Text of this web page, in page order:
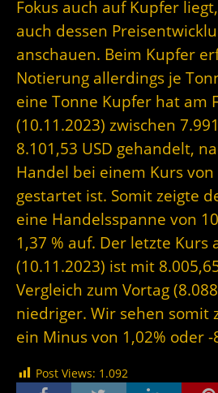
Fokus auch auf Kupfer
auch dessen
anschauen. Beim Kupfer
Notierung allerdings je
eine Tonne Kupfer hat am
(10.11.2023) zwischen
8.101,53 USD gehandelt,
Handel bei einem Kurs von
gestartet ist. Somit zeigte
eine Handelsspanne von
1,37 % auf. Der letzte Kurs
(10.11.2023) ist mit
Vergleich zum Vortag
niedriger. Wir sehen somit
ein Minus von 1,02% oder -
Post Views: 1.092